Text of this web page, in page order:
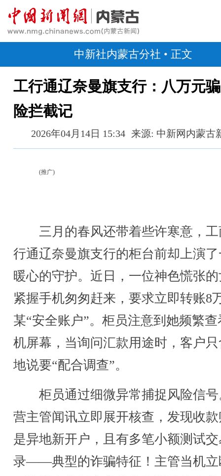
中新社内蒙古分社 • 正文
工行通辽奈曼旗支行：八万元
险拦截记
2026年04月14日 15:34 来源: 中新网内蒙古
(推广)
三月的春风还带着些许寒意，工
行通辽奈曼旗支行的柜台前却上演
暖心的守护。近日，一位神色慌张
紧握手机匆匆赶来，要求立即转账8
某“安全账户”。柜员注意到她频繁查
机屏幕，当询问汇款用途时，客户
地说要“配合调查”。
柜员通过细微异常捕捉风险信号
营主管闻讯立即展开核查，发现收
是异地新开户，且有多笔小额测试
录——典型的诈骗特征！主管当机立